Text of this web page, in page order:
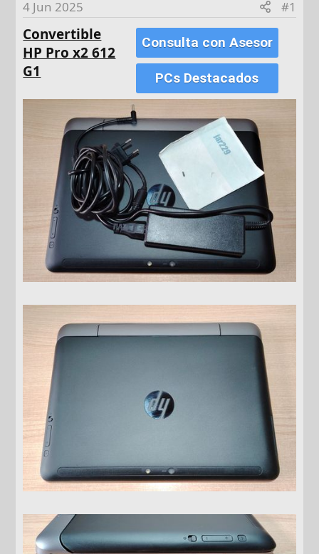
i
o
4 Jun 2025 #1
Consulta con Asesor
PCs Destacados
Convertible
HP Pro x2 612
G1